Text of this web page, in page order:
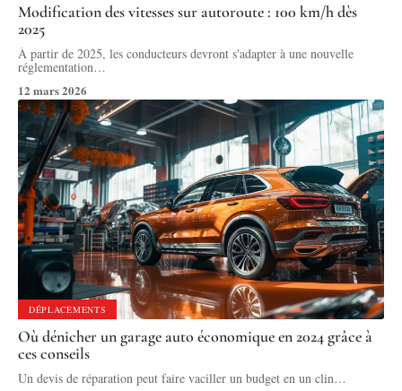
Modification des vitesses sur autoroute : 100 km/h dès
2025
À partir de 2025, les conducteurs devront s'adapter à une nouvelle
réglementation…
12 mars 2026
DÉPLACEMENTS
Où dénicher un garage auto économique en 2024 grâce à
ces conseils
Un devis de réparation peut faire vaciller un budget en un clin…